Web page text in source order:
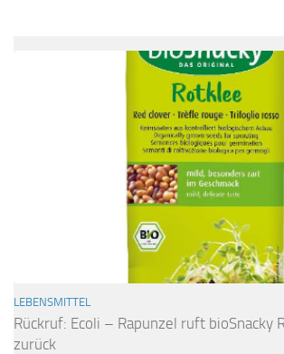
LEBENSMITTEL
Rückruf: Ecoli – Rapunzel ruft bioSnacky
zurück